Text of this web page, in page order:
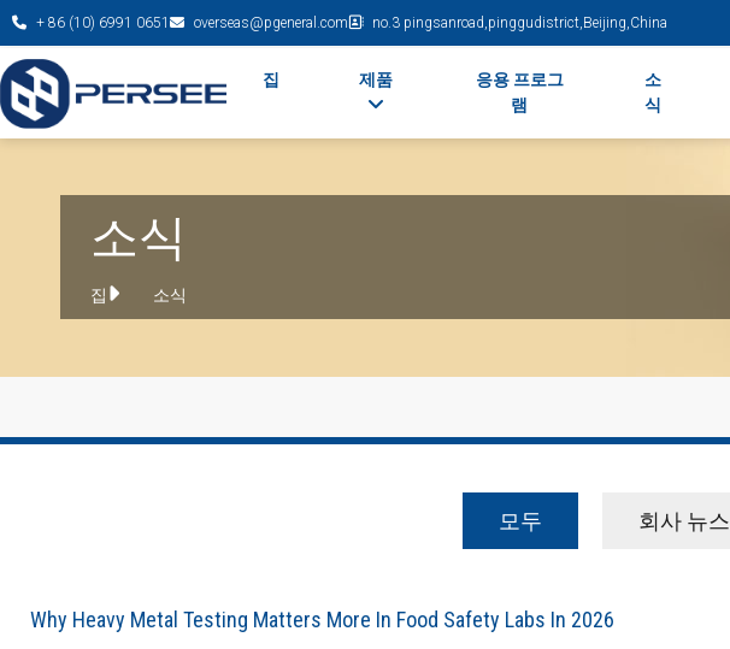
+ 86 (10) 6991 0651 overseas@pgeneral.com no.3 pingsanroad,pinggudistrict,Beijing,China
집 제품
응용 프로그
램
소
식
소식
집 소식
모두 회사 뉴스
Why Heavy Metal Testing Matters More In Food Safety Labs In 2026